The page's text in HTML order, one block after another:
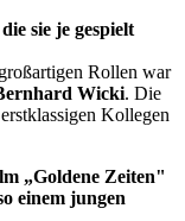
sie je gespielt
Rollen war
Wicki. Die
Kollegen
„Goldene Zeiten"
einem jungen